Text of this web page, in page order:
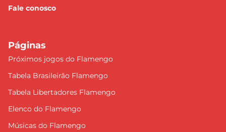
Fale conosco
Páginas
Próximos jogos do Flamengo
Tabela Brasileirão Flamengo
Tabela Libertadores Flamengo
Elenco do Flamengo
Músicas do Flamengo